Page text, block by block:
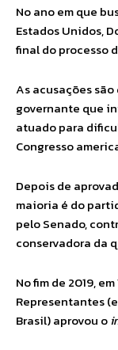
No ano em que
Estados Unidos,
final do processo
As acusações
governante que
atuado para
Congresso
Depois de
maioria é do
pelo Senado,
conservadora da
No fim de 2019,
Representantes
Brasil) aprovou o